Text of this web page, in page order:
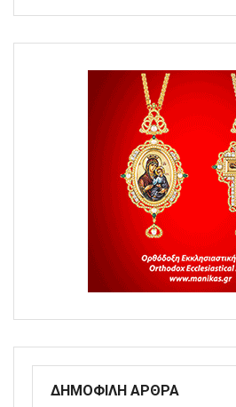
ΔΗΜΟΦΙΛΗ ΑΡΘΡΑ